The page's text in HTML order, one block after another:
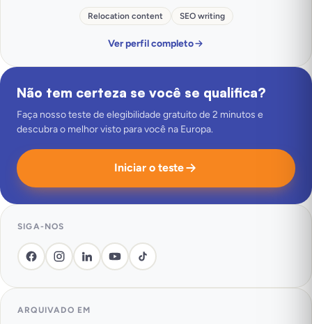
Relocation content SEO writing
Ver perfil completo
Não tem certeza se você se qualifica?
Faça nosso teste de elegibilidade gratuito de 2 minutos e
descubra o melhor visto para você na Europa.
Iniciar o teste
SIGA-NOS
ARQUIVADO EM